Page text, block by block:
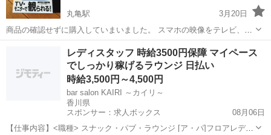
丸亀駅
3月20日
商品の確認せずに購入していまいました。 スマホの映像をテレビ、モ
ニターで観られるというケーブルですが私のスマホには対応していな
かったので手放します。 なので皆様も購入前にお手持ちのスマホの確
認をお願いします。
丸亀駅 電話、ＦＡＸ ケーブル
レディスタッフ 時給3500円保障 マイペース
でしっかり稼げるラウンジ 日払い
時給3,500円～4,500円
bar salon KAIRI ～カイリ～
香川県
スポンサー：求人ボックス
08月06日
【仕事内容】<職種> スナック・パブ・ラウンジ [ア・パ]フロアレデ